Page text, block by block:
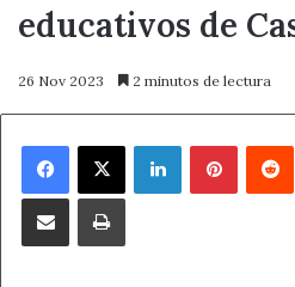
educativos de
26 Nov 2023 2 minutos de lectura
Facebook
X LinkedIn
Compartir por correo electrónicoImprimir